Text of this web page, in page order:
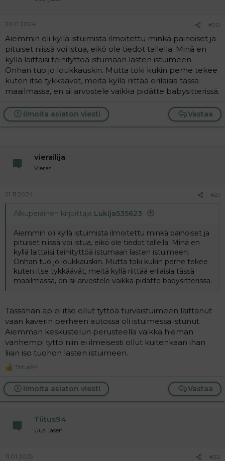
20.11.2024 #20
Aiemmin oli kyllä istuimista ilmoitettu minkä painoiset ja
pituiset niissä voi istua, eikö ole tiedot tallella. Minä en
kyllä laittaisi teinityttöä istumaan lasten istuimeen.
Onhan tuo jo loukkauskin. Mutta toki kukin perhe tekee
kuten itse tykkäävät, meitä kyllä riittää erilaisia tässä
maailmassa, en sii arvostele vaikka pidätte babysitterissä.
Vastaa
Ilmoita asiaton viesti
vierailija
Vieras
21.11.2024 #21
Alkuperäinen kirjoittaja Lukija535623:
Aiemmin oli kyllä istuimista ilmoitettu minkä painoiset ja
pituiset niissä voi istua, eikö ole tiedot tallella. Minä en
kyllä laittaisi teinityttöä istumaan lasten istuimeen.
Onhan tuo jo loukkauskin. Mutta toki kukin perhe tekee
kuten itse tykkäävät, meitä kyllä riittää erilaisia tässä
maailmassa, en sii arvostele vaikka pidätte babysitterissä.
Tässähän ap ei itse ollut tyttöä turvaistuimeen laittanut
vaan kaverin perheen autossa oli istuimessa istunut.
Aiemman keskustelun perusteella vaikka hieman
vanhempi tyttö niin ei ilmeisesti ollut kuitenkaan ihan
liian iso tuohon lasten istuimeen.
R
a
c
t
Tiitus94
Vastaa
Ilmoita asiaton viesti
Tiitus94
Uusi jäsen
11.01.2025 #22